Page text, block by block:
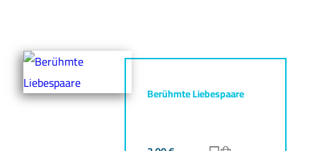
Berühmte Liebespaare